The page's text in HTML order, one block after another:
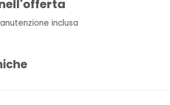
inclusa